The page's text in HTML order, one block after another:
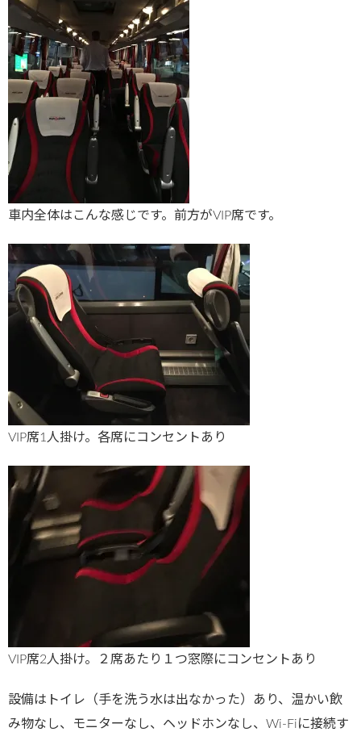
車内全体はこんな感じです。前方がVIP席です。
VIP席1人掛け。各席にコンセントあり
VIP席2人掛け。２席あたり１つ窓際にコンセントあり
設備はトイレ（手を洗う水は出なかった）あり、温かい飲
み物なし、モニターなし、ヘッドホンなし、Wi-Fiに接続す